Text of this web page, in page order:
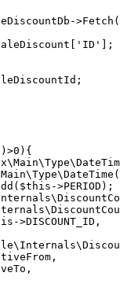
>PERIOD);
>DISCOUNT_ID,